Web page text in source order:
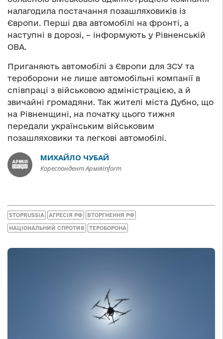
налагодила постачання позашляховиків із
Європи. Перші два автомобілі на фронті, а
наступні в дорозі, – інформують у Рівненській
ОВА.
Приганяють автомобілі з Європи для ЗСУ та
тероборони не лише автомобільні компанії в
співпраці з військовою адміністрацією, а й
звичайні громадяни. Так жителі міста Дубно, що
на Рівненщині, на початку цього тижня
передали українським військовим
позашляховики та легкові автомобілі.
МИХАЙЛО ЧУБАЙ
Кореспондент АрміяInform
STOPRUSSIA АГРЕСІЯ РФ ВТОРГНЕННЯ РФ
НАЦІОНАЛЬНИЙ СПРОТИВ ТЕРОБОРОНА